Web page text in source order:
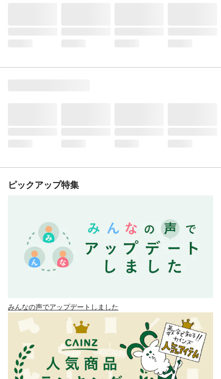
ピックアップ特集
みんなの声でアップデートしました